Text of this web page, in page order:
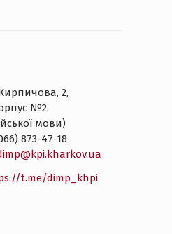
2,
№2.
мови)
873-47-18
t.me/dimp_khpi